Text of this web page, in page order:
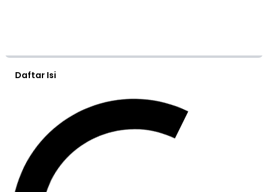
Daftar Isi